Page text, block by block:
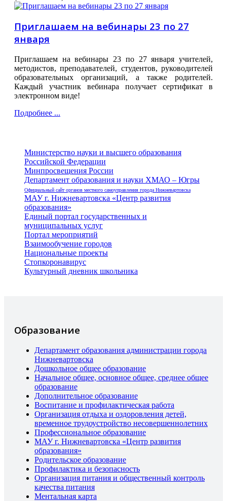
Приглашаем на вебинары 23 по 27
января
Приглашаем на вебинары 23 по 27 января учителей,
методистов, преподавателей, студентов, руководителей
образовательных организаций, а также родителей.
Каждый участник вебинара получает сертификат в
электронном виде!
Подробнее ...
Министерство науки и высшего образования
Российской Федерации
Минпросвещения России
Департамент образования и науки ХМАО – Югры
Официальный сайт органов местного самоуправления города Нижневартовска
МАУ г. Нижневартовска «Центр развития
образования»
Единый портал государственных и
муниципальных услуг
Портал мероприятий
Взаимообучение городов
Национальные проекты
Стопкоронавирус
Культурный дневник школьника
Образование
Департамент образования администрации города
Нижневартовска
Дошкольное общее образование
Начальное общее, основное общее, среднее общее
образование
Дополнительное образование
Воспитание и профилактическая работа
Организация отдыха и оздоровления детей,
временное трудоустройство несовершеннолетних
Профессиональное образование
МАУ г. Нижневартовска «Центр развития
образования»
Родительское образование
Профилактика и безопасность
Организация питания и общественный контроль
качества питания
Ментальная карта